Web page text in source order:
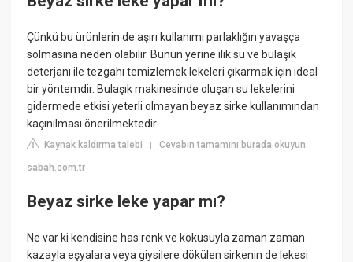
Çünkü bu ürünlerin de aşırı kullanımı parlaklığın yavaşça
solmasına neden olabilir. Bunun yerine ılık su ve bulaşık
deterjanı ile tezgahı temizlemek lekeleri çıkarmak için ideal
bir yöntemdir. Bulaşık makinesinde oluşan su lekelerini
gidermede etkisi yeterli olmayan beyaz sirke kullanımından
kaçınılması önerilmektedir.
Kaynak kaldırma talebi |Cevabın tamamını burada okuyun:
sabah.com.tr
Beyaz sirke leke yapar mı?
Ne var ki kendisine has renk ve kokusuyla zaman zaman
kazayla eşyalara veya giysilere dökülen sirkenin de lekesi